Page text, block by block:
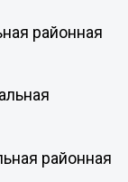
районная
районная